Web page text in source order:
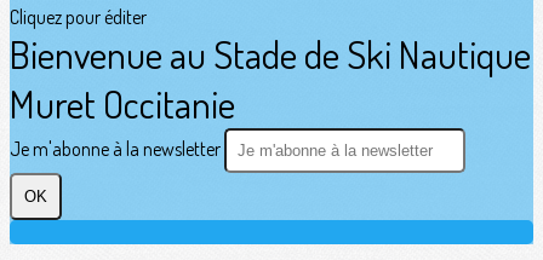
Cliquez pour éditer
Bienvenue au Stade de Ski Nautique
Muret Occitanie
Je m'abonne à la newsletter
OK